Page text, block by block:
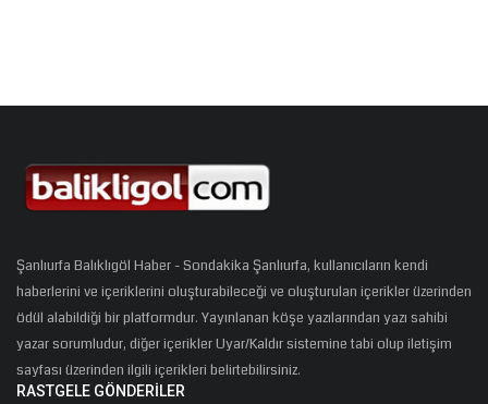
Şanlıurfa Balıklıgöl Haber - Sondakika Şanlıurfa, kullanıcıların kendi
haberlerini ve içeriklerini oluşturabileceği ve oluşturulan içerikler üzerinden
ödül alabildiği bir platformdur. Yayınlanan köşe yazılarından yazı sahibi
yazar sorumludur, diğer içerikler Uyar/Kaldır sistemine tabi olup iletişim
sayfası üzerinden ilgili içerikleri belirtebilirsiniz.
RASTGELE GÖNDERILER